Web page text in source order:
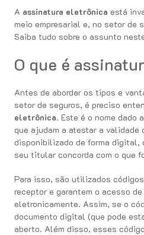
A assinatura eletrônica está
meio empresarial e, no setor de
Saiba tudo sobre o assunto
O que é
Antes de abordar os tipos e
setor de seguros, é preciso
eletrônica. Este é o nome dado
que ajudam a atestar a validade
disponibilizado de forma digital,
seu titular concorda com o que
Para isso, são utilizados
receptor e garantem o acesso
eletronicamente. Assim, se o
documento digital (que pode
aberto. Além disso, esses